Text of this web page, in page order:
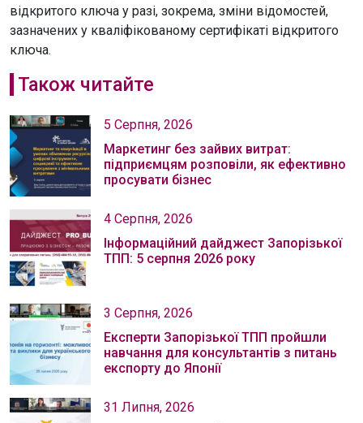
відкритого ключа у разі, зокрема, зміни відомостей,
зазначених у кваліфікованому сертифікаті відкритого
ключа.
Також читайте
5 Серпня, 2026
Маркетинг без зайвих витрат:
підприємцям розповіли, як ефективно
просувати бізнес
4 Серпня, 2026
Інформаційний дайджест Запорізької
ТПП: 5 серпня 2026 року
3 Серпня, 2026
Експерти Запорізької ТПП пройшли
навчання для консультантів з питань
експорту до Японії
31 Липня, 2026